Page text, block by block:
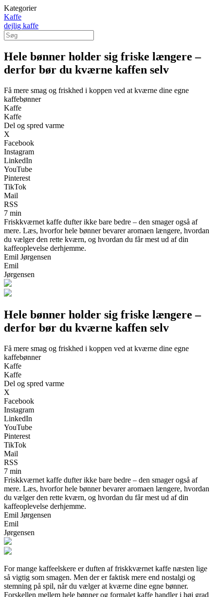
Kategorier
Kaffe
dejlig kaffe
Hele bønner holder sig friske længere –
derfor bør du kværne kaffen selv
Få mere smag og friskhed i koppen ved at kværne dine egne
kaffebønner
Kaffe
Kaffe
Del og spred varme
X
Facebook
Instagram
LinkedIn
YouTube
Pinterest
TikTok
Mail
RSS
7 min
Friskkværnet kaffe dufter ikke bare bedre – den smager også af
mere. Læs, hvorfor hele bønner bevarer aromaen længere, hvordan
du vælger den rette kværn, og hvordan du får mest ud af din
kaffeoplevelse derhjemme.
Emil Jørgensen
Emil
Jørgensen
Hele bønner holder sig friske længere –
derfor bør du kværne kaffen selv
Få mere smag og friskhed i koppen ved at kværne dine egne
kaffebønner
Kaffe
Kaffe
Del og spred varme
X
Facebook
Instagram
LinkedIn
YouTube
Pinterest
TikTok
Mail
RSS
7 min
Friskkværnet kaffe dufter ikke bare bedre – den smager også af
mere. Læs, hvorfor hele bønner bevarer aromaen længere, hvordan
du vælger den rette kværn, og hvordan du får mest ud af din
kaffeoplevelse derhjemme.
Emil Jørgensen
Emil
Jørgensen
For mange kaffeelskere er duften af friskkværnet kaffe næsten lige
så vigtig som smagen. Men der er faktisk mere end nostalgi og
stemning på spil, når du vælger at kværne dine egne bønner.
Forskellen mellem hele bønner og formalet kaffe handler i høj grad